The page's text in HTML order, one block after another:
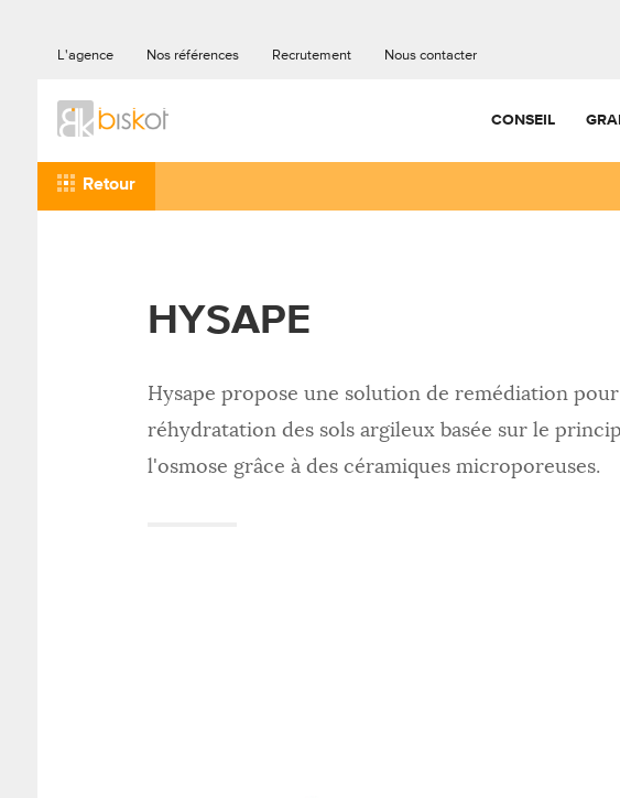
L'agence Nos références Recrutement Nous contacter
CONSEIL
Retour
HYSAPE
Hysape propose une solution de remédiation
réhydratation des sols argileux basée sur le
l'osmose grâce à des céramiques microporeuses.